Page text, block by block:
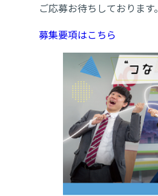
ご応募お待ちしております。
募集要項はこちら